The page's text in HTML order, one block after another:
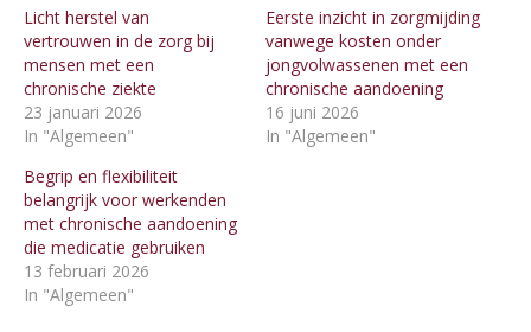
Licht herstel van
vertrouwen in de zorg bij
mensen met een
chronische ziekte
23 januari 2026
In "Algemeen"
Eerste inzicht in zorgmijding
vanwege kosten onder
jongvolwassenen met een
chronische aandoening
16 juni 2026
In "Algemeen"
Begrip en flexibiliteit
belangrijk voor werkenden
met chronische aandoening
die medicatie gebruiken
13 februari 2026
In "Algemeen"